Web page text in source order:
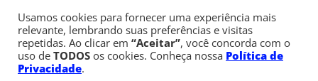
Usamos cookies para fornecer uma experiência mais
relevante, lembrando suas preferências e visitas
repetidas. Ao clicar em “Aceitar”, você concorda com o
uso de TODOS os cookies. Conheça nossa Política de
Privacidade.